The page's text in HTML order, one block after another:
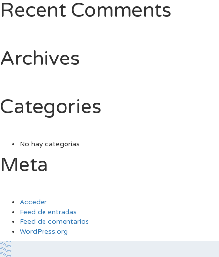
Recent Comments
Archives
Categories
No hay categorías
Meta
Acceder
Feed de entradas
Feed de comentarios
WordPress.org